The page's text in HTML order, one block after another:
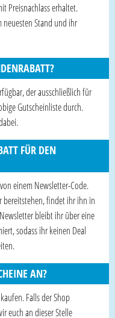
Preisnachlass erhaltet.
neuesten Stand und ihr
der ausschließlich für
Gutscheinliste durch.
FÜR DEN
einem Newsletter-Code.
bereitstehen, findet ihr ihn in
bleibt ihr über eine
sodass ihr keinen Deal
AN?
Falls der Shop
euch an dieser Stelle